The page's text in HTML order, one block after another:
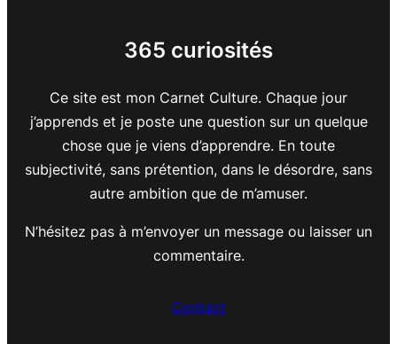
365 curiosités
Ce site est mon Carnet Culture. Chaque jour
j’apprends et je poste une question sur un quelque
chose que je viens d’apprendre. En toute
subjectivité, sans prétention, dans le désordre, sans
autre ambition que de m’amuser.
N’hésitez pas à m’envoyer un message ou laisser un
commentaire.
Contact